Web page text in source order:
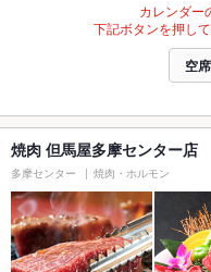
カレンダー
下記ボタンを押し
空
焼肉 但馬屋多摩センター店
多摩センター 焼肉・ホルモン